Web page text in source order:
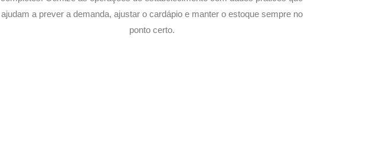
ajudam a prever a demanda, ajustar o cardápio e manter o estoque sempre no
ponto certo.